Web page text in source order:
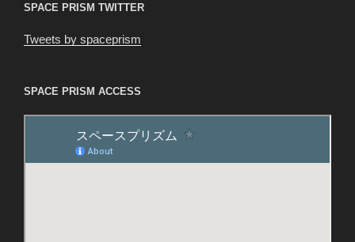
SPACE PRISM TWITTER
Tweets by spaceprism
SPACE PRISM ACCESS